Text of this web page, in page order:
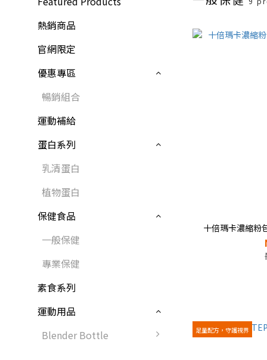
熱銷商品
官網限定
優惠專區
暢銷組合
運動補給
蛋白系列
乳清蛋白
植物蛋白
保健食品
一般保健
專業保健
素食系列
運動用品
Blender Bottle
十倍瑪卡濃縮粉
足量配方，守護視界